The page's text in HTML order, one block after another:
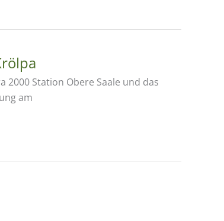
Station Obere Saale und das
am